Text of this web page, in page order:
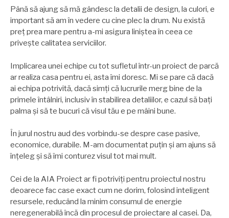
Până să ajung să mă gândesc la detalii de design, la culori, e
important să am în vedere cu cine plec la drum. Nu există
preț prea mare pentru a-mi asigura liniştea în ceea ce
priveşte calitatea serviciilor.
Implicarea unei echipe cu tot sufletul într-un proiect de parcă
ar realiza casa pentru ei, asta îmi doresc. Mi se pare că dacă
ai echipa potrivită, dacă simți că lucrurile merg bine de la
primele întâlniri, inclusiv în stabilirea detaliilor, e cazul să bați
palma şi să te bucuri că visul tău e pe mâini bune.
În jurul nostru aud des vorbindu-se despre case pasive,
economice, durabile. M-am documentat puțin şi am ajuns să
înțeleg şi să îmi conturez visul tot mai mult.
Cei de la AIA Proiect ar fi potriviți pentru proiectul nostru
deoarece fac case exact cum ne dorim, folosind inteligent
resursele, reducând la minim consumul de energie
neregenerabilă încă din procesul de proiectare al casei. Da,